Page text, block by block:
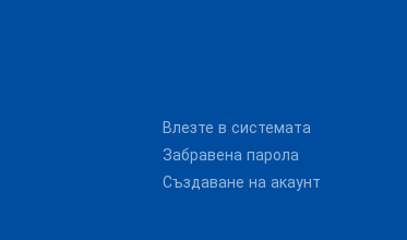
Влезте в системата
Забравена парола
Създаване на акаунт